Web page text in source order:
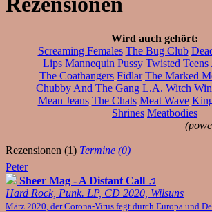
Wird auch gehört:
Screaming Females The Bug Club
Lips Mannequin Pussy Twisted Teens
The Coathangers Fidlar The Marked
Chubby And The Gang L.A. Witch
Mean Jeans The Chats Meat Wave
Shrines Meatbodies
Rezensionen (1) Termine (0)
Peter
Sheer Mag - A Distant Call ♫
Hard Rock, Punk. LP, CD 2020, Wilsuns
März 2020, der Corona-Virus fegt durch Europa und